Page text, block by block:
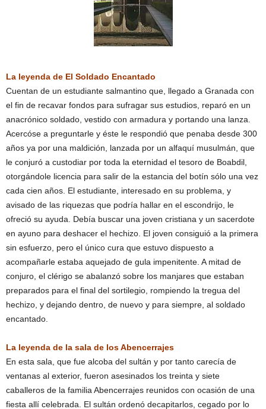
La leyenda de El Soldado Encantado
Cuentan de un estudiante salmantino que, llegado a Granada con
el fin de recavar fondos para sufragar sus estudios, reparó en un
anacrónico soldado, vestido con armadura y portando una lanza.
Acercóse a preguntarle y éste le respondió que penaba desde 300
años ya por una maldición, lanzada por un alfaquí musulmán, que
le conjuró a custodiar por toda la eternidad el tesoro de Boabdil,
otorgándole licencia para salir de la estancia del botín sólo una vez
cada cien años. El estudiante, interesado en su problema, y
avisado de las riquezas que podría hallar en el escondrijo, le
ofreció su ayuda. Debía buscar una joven cristiana y un sacerdote
en ayuno para deshacer el hechizo. El joven consiguió a la primera
sin esfuerzo, pero el único cura que estuvo dispuesto a
acompañarle estaba aquejado de gula impenitente. A mitad de
conjuro, el clérigo se abalanzó sobre los manjares que estaban
preparados para el final del sortilegio, rompiendo la tregua del
hechizo, y dejando dentro, de nuevo y para siempre, al soldado
encantado.
La leyenda de la sala de los Abencerrajes
En esta sala, que fue alcoba del sultán y por tanto carecía de
ventanas al exterior, fueron asesinados los treinta y siete
caballeros de la familia Abencerrajes reunidos con ocasión de una
fiesta allí celebrada. El sultán ordenó decapitarlos, cegado por lo